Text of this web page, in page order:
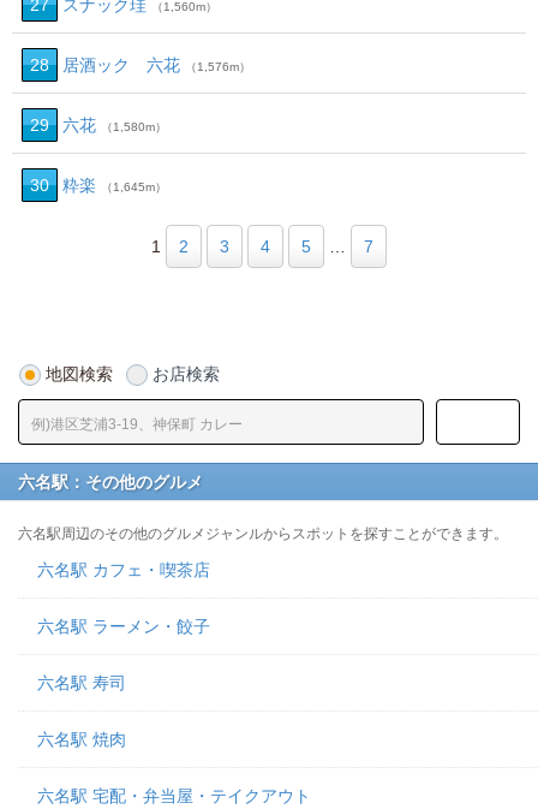
27 スナック珪 （1,560m）
28 居酒ック 六花 （1,576m）
29 六花 （1,580m）
30 粋楽 （1,645m）
1 2 3 4 5 7
地図検索 お店検索
六名駅：その他のグルメ
六名駅周辺のその他のグルメジャンルからスポットを探すことができます。
六名駅 カフェ・喫茶店
六名駅 ラーメン・餃子
六名駅 寿司
六名駅 焼肉
六名駅 宅配・弁当屋・テイクアウト